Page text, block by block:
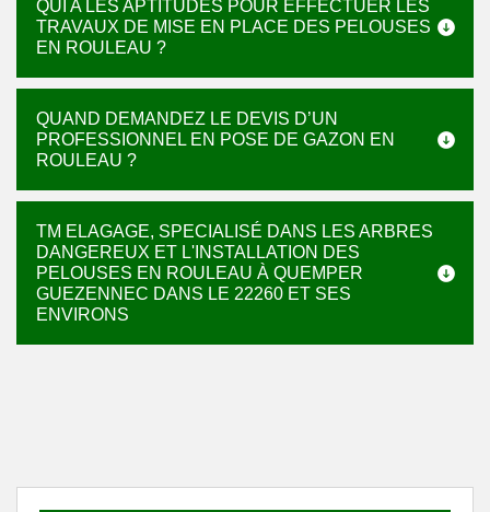
QUI A LES APTITUDES POUR EFFECTUER LES
TRAVAUX DE MISE EN PLACE DES PELOUSES
EN ROULEAU ?
QUAND DEMANDEZ LE DEVIS D’UN
PROFESSIONNEL EN POSE DE GAZON EN
ROULEAU ?
TM ELAGAGE, SPECIALISÉ DANS LES ARBRES
DANGEREUX ET L'INSTALLATION DES
PELOUSES EN ROULEAU À QUEMPER
GUEZENNEC DANS LE 22260 ET SES
ENVIRONS